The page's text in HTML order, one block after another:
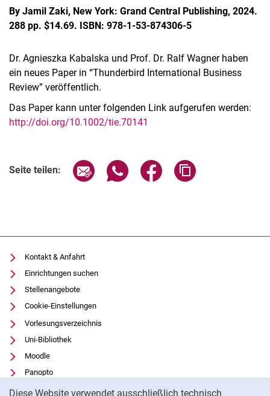
Diese Website verwendet ausschließlich technisch
By Jamil Zaki, New York: Grand Central Publishing, 2024.
288 pp. $14.69. ISBN: 978-1-53-874306-5
Dr. Agnieszka Kabalska und Prof. Dr. Ralf Wagner haben
ein neues Paper in “Thunderbird International Business
Review” veröffentlich.
Das Paper kann unter folgenden Link aufgerufen werden:
http://doi.org/10.1002/tie.70141
Seite teilen: Seite über E-Mail teilen
Seite über WhatsApp teilen
Seite über Facebook
Kontakt & Anfahrt
Einrichtungen suchen
Stellenangebote
Cookie-Einstellungen
Vorlesungsverzeichnis
Uni-Bibliothek
Moodle
Panopto
Datenschutz